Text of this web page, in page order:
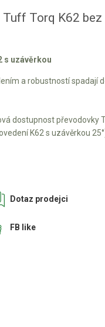
Torq K62 bez
s uzávěrkou
a robustností spadají
dostupnost převodovky
K62 s uzávěrkou
Dotaz prodejci
FB like